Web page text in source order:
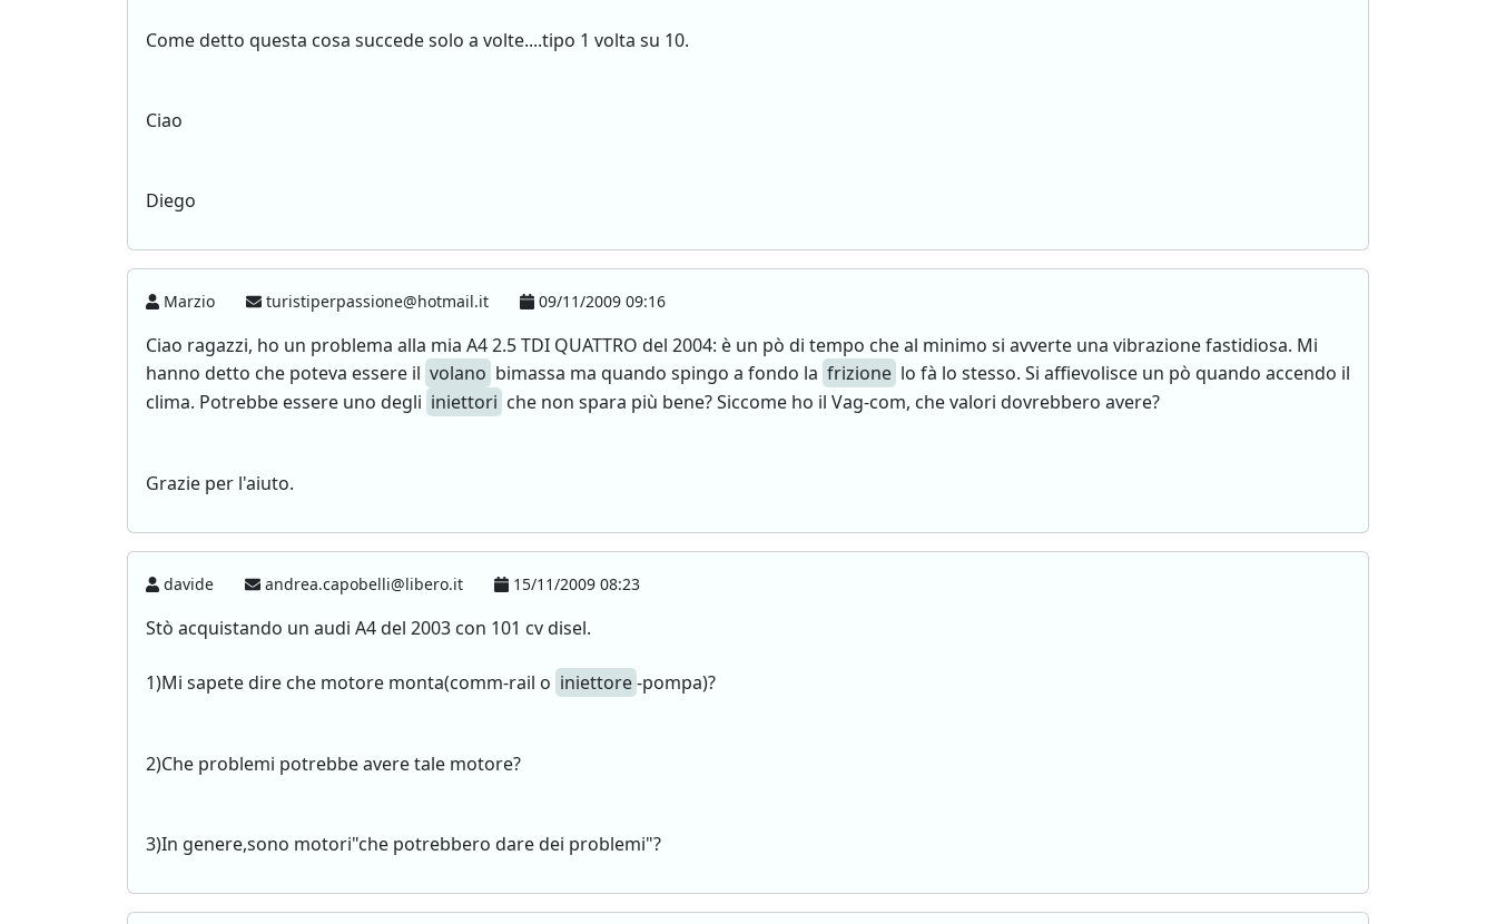
Come detto questa cosa succede solo a volte....tipo 1 volta su 10.
Ciao
Diego
Marzio turistiperpassione@hotmail.it 09/11/2009 09:16
Ciao ragazzi, ho un problema alla mia A4 2.5 TDI QUATTRO del 2004: è un pò di tempo che al minimo si avverte una vibrazione fastidiosa. Mi
hanno detto che poteva essere il volano bimassa ma quando spingo a fondo la frizione lo fà lo stesso. Si affievolisce un pò quando accendo il
clima. Potrebbe essere uno degli iniettori che non spara più bene? Siccome ho il Vag-com, che valori dovrebbero avere?
Grazie per l'aiuto.
davide andrea.capobelli@libero.it 15/11/2009 08:23
Stò acquistando un audi A4 del 2003 con 101 cv disel.
1)Mi sapete dire che motore monta(comm-rail o iniettore-pompa)?
2)Che problemi potrebbe avere tale motore?
3)In genere,sono motori"che potrebbero dare dei problemi"?